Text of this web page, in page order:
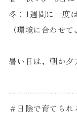
冬：1週間に一度
（環境に合わせ
暑い日は、朝か夕
ｰｰｰｰｰｰｰｰｰｰｰｰｰｰｰ
＃日陰で育てられ